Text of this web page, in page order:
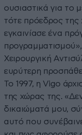
ουσιαστικά για το
τότε πρόεδρος
εγκαινίασε ένα
Χειρουργική
ευρύτερη
Το 1997, η Vigo
της χώρας της.
δικαιώματά μου,
αυτό που